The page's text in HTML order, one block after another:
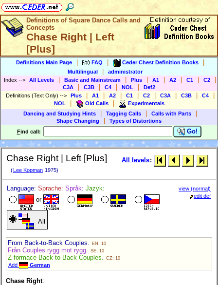
Definitions of Square Dance Calls and
Concepts
Chase Right | Left
[Plus]
Definitions Main Page FAQ Ceder Chest Definition Books
Multilingual
administrator
Index --> All Levels Basic and Mainstream Plus A1 A2 C1 C2
C3A C3B C4 NOL
Def2
Definitions (Text Only) --> Plus A1 A2 C1 C2 C3A C3B C4
NOL Old Calls
Experimentals
Dancing and Studying Hints
Tagging Calls Calls with Parts
Shape Changing
Types of Distortions
Find call: Go!
Chase Right | Left [Plus]
( Lee Kopman 1975)
All levels:
Language: Sprache: Språk: Jazyk:
or
All
view (normal)
edit def
From Back-to-Back Couples. EN: 10
Från Couples rygg mot rygg. SE: 10
Z formace Back-to-Back Couples. CZ: 10
Add German
Chase Right: